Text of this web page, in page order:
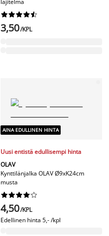
lajitelma






3,50/KPL
AINA EDULLINEN HINTA
Uusi entistä edullisempi hinta
OLAV
Kynttilänjalka OLAV Ø9xK24cm
musta






4,50/KPL
Edellinen hinta 5,- /kpl